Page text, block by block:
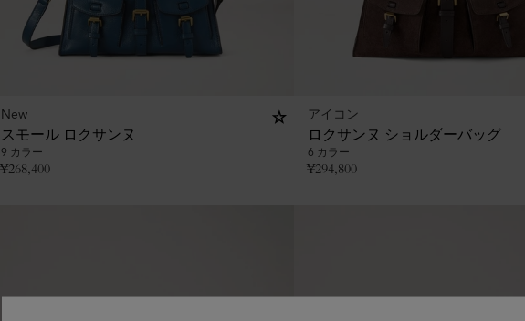
New
スモール ロクサンヌ
9 カラー
¥268,400
アイコン
ロクサンヌ ショルダーバッグ
6 カラー
¥294,800